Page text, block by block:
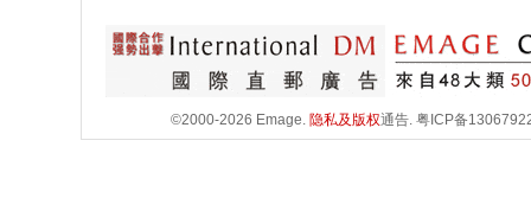
©2000-2026 Emage. 隐私及版权通告. 粤ICP备